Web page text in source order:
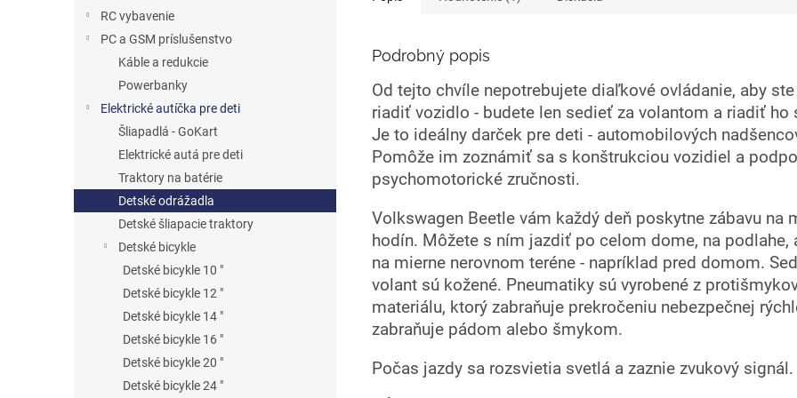
RC vybavenie
PC a GSM príslušenstvo
Káble a redukcie
Powerbanky
Elektrické autíčka pre deti
Šliapadlá - GoKart
Elektrické autá pre deti
Traktory na batérie
Detské odrážadla
Detské šliapacie traktory
Detské bicykle
Detské bicykle 10 "
Detské bicykle 12 "
Detské bicykle 14 "
Detské bicykle 16 "
Detské bicykle 20 "
Detské bicykle 24 "
Podrobný popis
Od tejto chvíle nepotrebujete diaľkové ovládanie, aby
riadiť vozidlo - budete len sedieť za volantom a riadiť ho
Je to ideálny darček pre deti - automobilových
Pomôže im zoznámiť sa s konštrukciou vozidiel a
psychomotorické zručnosti.
Volkswagen Beetle vám každý deň poskytne zábavu na
hodín. Môžete s ním jazdiť po celom dome, na podlahe,
na mierne nerovnom teréne - napríklad pred domom.
volant sú kožené. Pneumatiky sú vyrobené z
materiálu, ktorý zabraňuje prekročeniu nebezpečnej
zabraňuje pádom alebo šmykom.
Počas jazdy sa rozsvietia svetlá a zaznie zvukový signál.